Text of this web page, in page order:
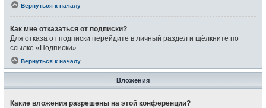
Вернуться к началу
Как мне отказаться от подписки?
Для отказа от подписки перейдите в личный раздел и щёлкните по
ссылке «Подписки».
Вернуться к началу
Вложения
Какие вложения разрешены на этой конференции?